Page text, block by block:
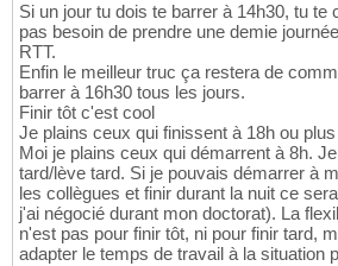
Si un jour tu dois te barrer à 14h30, tu te
pas besoin de prendre une demie
RTT.
Enfin le meilleur truc ça restera de
barrer à 16h30 tous les jours.
Finir tôt c'est cool
Je plains ceux qui finissent à 18h ou
Moi je plains ceux qui démarrent à 8h.
tard/lève tard. Si je pouvais démarrer à
les collègues et finir durant la nuit ce
j'ai négocié durant mon doctorat). La
n'est pas pour finir tôt, ni pour finir tard,
adapter le temps de travail à la situation